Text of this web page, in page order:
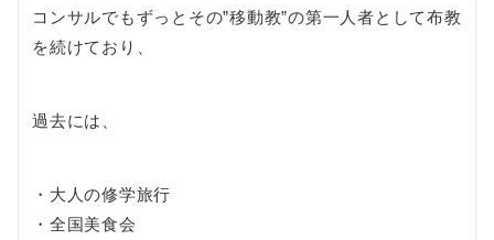
コンサルでもずっとその”移動教”の第一人者として布教
を続けており、
過去には、
・大人の修学旅行
・全国美食会